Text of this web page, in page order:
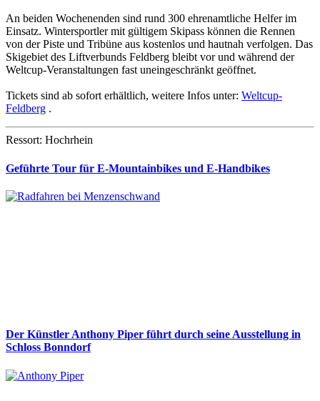
An beiden Wochenenden sind rund 300 ehrenamtliche Helfer im
Einsatz. Wintersportler mit gültigem Skipass können die Rennen
von der Piste und Tribüne aus kostenlos und hautnah verfolgen. Das
Skigebiet des Liftverbunds Feldberg bleibt vor und während der
Weltcup-Veranstaltungen fast uneingeschränkt geöffnet.
Tickets sind ab sofort erhältlich, weitere Infos unter: Weltcup-
Feldberg .
Ressort: Hochrhein
Geführte Tour für E-Mountainbikes und E-Handbikes
Der Künstler Anthony Piper führt durch seine Ausstellung in
Schloss Bonndorf